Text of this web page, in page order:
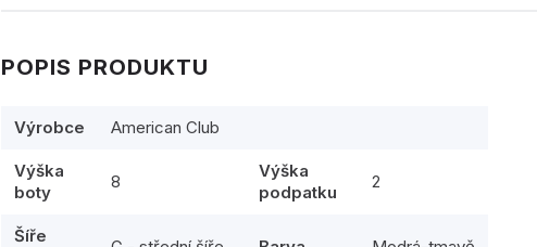
POPIS PRODUKTU
Výrobce American Club
Výška
boty
8
Výška
podpatku
2
Šíře